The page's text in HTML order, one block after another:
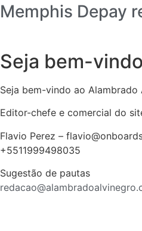
Memphis Depay
Seja bem-
Seja bem-vindo ao
Editor-chefe e comercial do
Flavio Perez –
+5511999498035
Sugestão de pautas